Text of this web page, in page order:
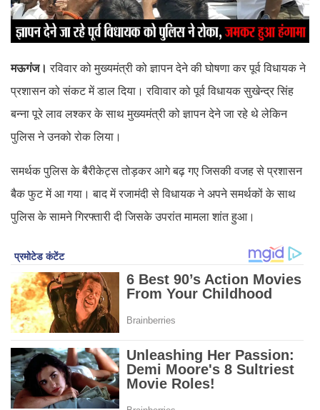
मऊगंज।रविवार को मुख्यमंत्री को ज्ञापन देने की घोषणा कर पूर्व विधायक ने
प्रशासन को संकट में डाल दिया। रविावार को पूर्व विधायक सुखेन्द्र सिंह
बन्ना पूरे लाव लश्कर के साथ मुख्यमंत्री को ज्ञापन देने जा रहे थे लेकिन
पुलिस ने उनको रोक लिया।
समर्थक पुलिस के बैरीकेट्स तोड़कर आगे बढ़ गए जिसकी वजह से प्रशासन
बैक फुट में आ गया। बाद में रजामंदी से विधायक ने अपने समर्थकों के साथ
पुलिस के सामने गिरफ्तारी दी जिसके उपरांत मामला शांत हुआ।